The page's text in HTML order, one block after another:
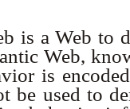
is a Web to
Web,
is
be used to